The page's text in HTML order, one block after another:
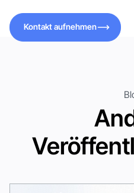
Kontakt aufnehmen